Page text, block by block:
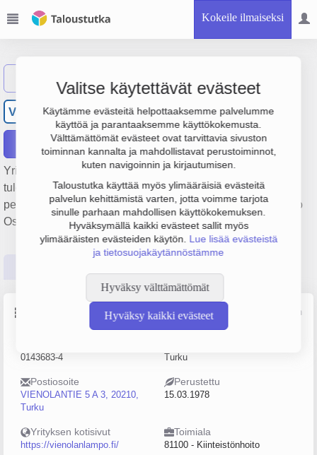
Kokeile ilmaiseksi
Valitse käytettävät evästeet
Käytämme evästeitä helpottaaksemme palvelumme
käyttöä ja parantaaksemme käyttökokemusta.
Välttämättömät evästeet ovat tarvittavia sivuston
toiminnan kannalta ja mahdollistavat perustoiminnot,
kuten navigoinnin ja kirjautumisen.
Taloustutka käyttää myös ylimääräisiä evästeitä
palvelun kehittämistä varten, jotta voimme tarjota
sinulle parhaan mahdollisen käyttökokemuksen.
Hyväksymällä kaikki evästeet sallit myös
ylimääräisten evästeiden käytön. Lue lisää evästeistä
ja tietosuojakäytännöstämme
Hyväksy välttämättömät
Hyväksy kaikki evästeet
VL Vienolan Lämpö Oy
Raportit
Yrityksen Vienolan Lämpö Oy liikevaihto on 822 000 € ja
tulos 50 000 €. Sen päätoimiala on Kiinteistönhoito,
perustamisvuosi 1978 ja sijainti Turku. Yrityksen yhtiömuoto
Osakeyhtiö (OY).
Lähde: YTJ, PRH, Traficom
0143683-4 Turku
Postiosoite
VIENOLANTIE 5 A 3, 20210,
Turku
Perustettu
15.03.1978
Yrityksen kotisivut
https://vienolanlampo.fi/
Toimiala
81100 - Kiinteistönhoito